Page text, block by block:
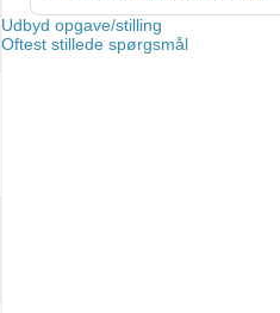
Udbyd opgave/stilling
Oftest stillede spørgsmål